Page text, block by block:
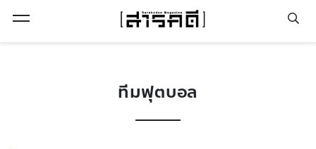
ทีมฟุตบอล